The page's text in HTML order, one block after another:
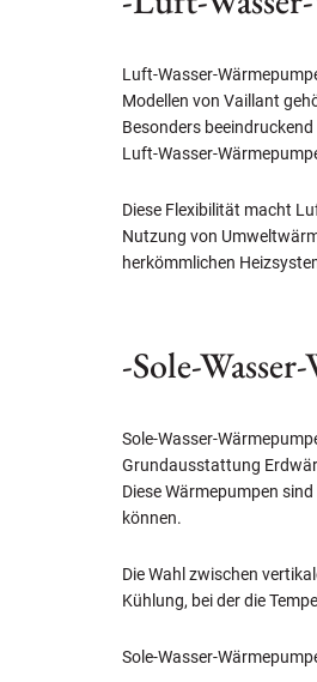
Luft-Wasser-
Modellen von Vaillant
Besonders
Luft-Wasser-
Diese Flexibilität macht
Nutzung von
herkömmlichen
-Sole-
Sole-Wasser-
Grundausstattung
Diese Wärmepumpen
können.
Die Wahl zwischen
Kühlung, bei der die
Sole-Wasser-